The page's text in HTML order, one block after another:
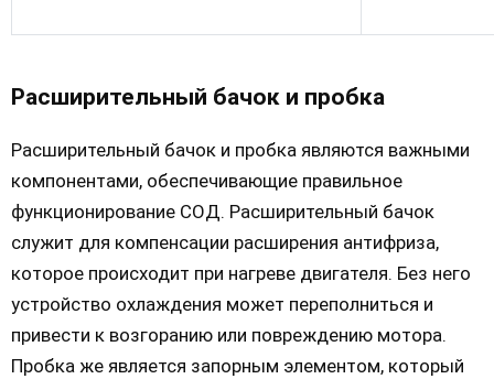
Расширительный бачок и пробка
Расширительный бачок и пробка являются важными
компонентами, обеспечивающие правильное
функционирование СОД. Расширительный бачок
служит для компенсации расширения антифриза,
которое происходит при нагреве двигателя. Без него
устройство охлаждения может переполниться и
привести к возгоранию или повреждению мотора.
Пробка же является запорным элементом, который